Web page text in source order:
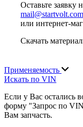
Оставьте заявку
mail@startvolt.com
или интернет-
Скачать
Применяемость
Искать по VIN
Если у Вас остались
форму "Запрос по
Вам запчасть.